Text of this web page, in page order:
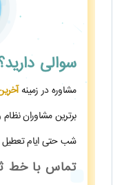
سوالی
مشاوره در زمینه
شب حتی ایام تعطیل
تماس با خط